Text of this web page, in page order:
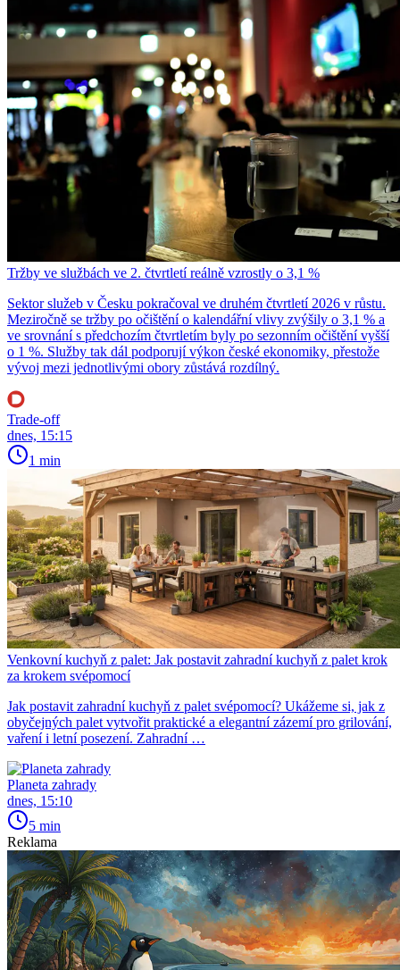
Tržby ve službách ve 2. čtvrtletí reálně vzrostly o 3,1 %
Sektor služeb v Česku pokračoval ve druhém čtvrtletí 2026 v růstu.
Meziročně se tržby po očištění o kalendářní vlivy zvýšily o 3,1 % a
ve srovnání s předchozím čtvrtletím byly po sezonním očištění vyšší
o 1 %. Služby tak dál podporují výkon české ekonomiky, přestože
vývoj mezi jednotlivými obory zůstává rozdílný.
Trade-off
dnes, 15:15
1 min
Venkovní kuchyň z palet: Jak postavit zahradní kuchyň z palet krok
za krokem svépomocí
Jak postavit zahradní kuchyň z palet svépomocí? Ukážeme si, jak z
obyčejných palet vytvořit praktické a elegantní zázemí pro grilování,
vaření i letní posezení. Zahradní …
Planeta zahrady
dnes, 15:10
5 min
Reklama